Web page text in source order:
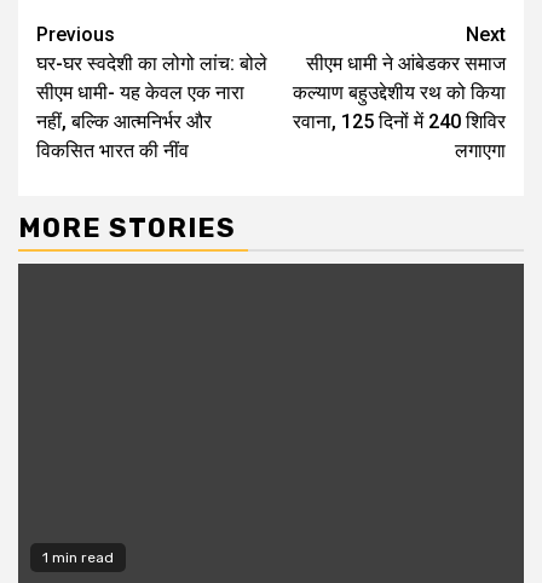
Continue
Reading
Previous
घर-घर स्वदेशी का लोगो लांच: बोले
सीएम धामी- यह केवल एक नारा
नहीं, बल्कि आत्मनिर्भर और
विकसित भारत की नींव
Next
सीएम धामी ने आंबेडकर समाज
कल्याण बहुउद्देशीय रथ को किया
रवाना, 125 दिनों में 240 शिविर
लगाएगा
MORE STORIES
1 min read